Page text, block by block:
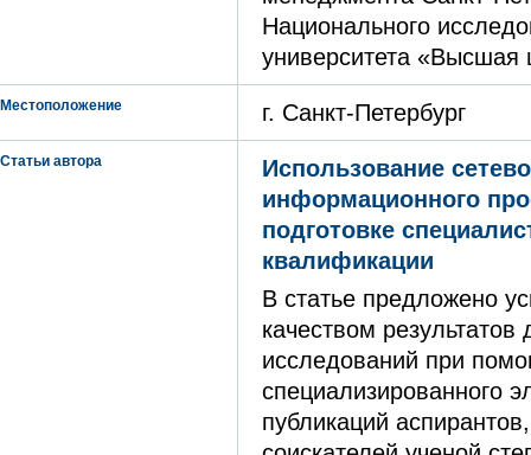
Национального
университета «Высшая
Местоположение г. Санкт-Петербург
Статьи автора
Использование
информационного
подготовке
квалификации
В статье предложено
качеством результатов
исследований при
специализированного
публикаций